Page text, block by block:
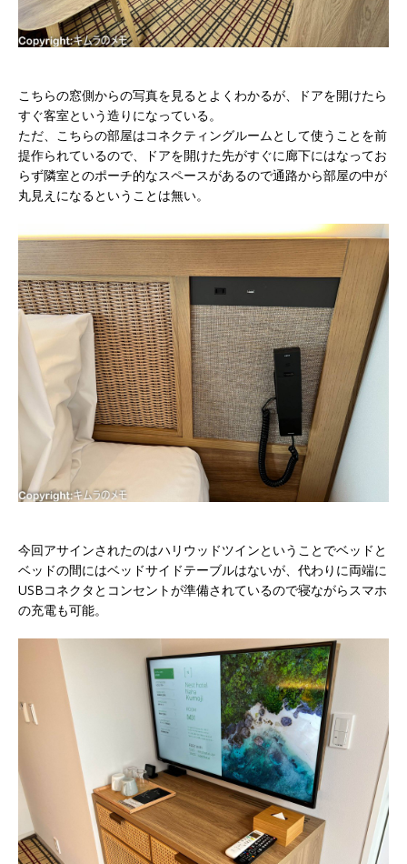
こちらの窓側からの写真を見るとよくわかるが、ドアを開けたら
すぐ客室という造りになっている。
ただ、こちらの部屋はコネクティングルームとして使うことを前
提作られているので、ドアを開けた先がすぐに廊下にはなってお
らず隣室とのポーチ的なスペースがあるので通路から部屋の中が
丸見えになるということは無い。
今回アサインされたのはハリウッドツインということでベッドと
ベッドの間にはベッドサイドテーブルはないが、代わりに両端に
USBコネクタとコンセントが準備されているので寝ながらスマホ
の充電も可能。